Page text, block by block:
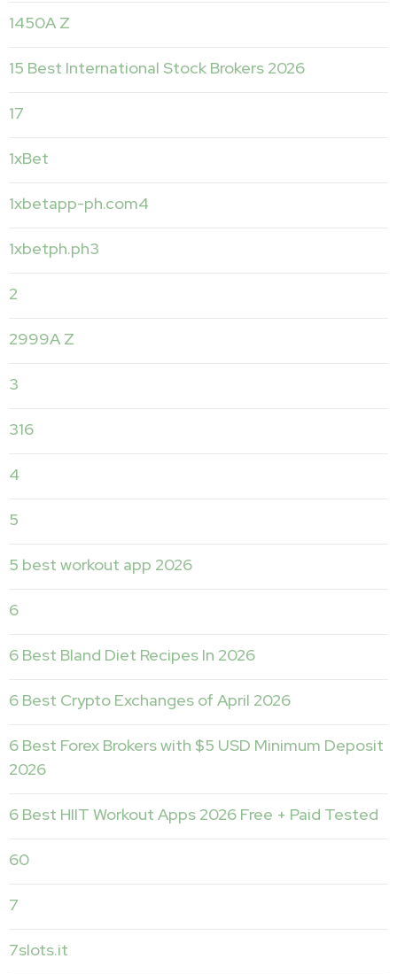
1450A Z
15 Best International Stock Brokers 2026
17
1xBet
1xbetapp-ph.com4
1xbetph.ph3
2
2999A Z
3
316
4
5
5 best workout app 2026
6
6 Best Bland Diet Recipes In 2026
6 Best Crypto Exchanges of April 2026
6 Best Forex Brokers with $5 USD Minimum Deposit ️
2026
6 Best HIIT Workout Apps 2026 Free + Paid Tested
60
7
7slots.it